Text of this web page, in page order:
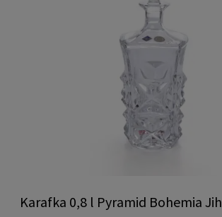
Karafka 0,8 l Pyramid Bohemia